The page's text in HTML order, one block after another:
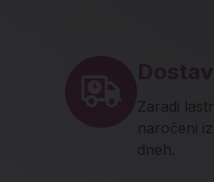
Zaradi
naročeni
dneh.